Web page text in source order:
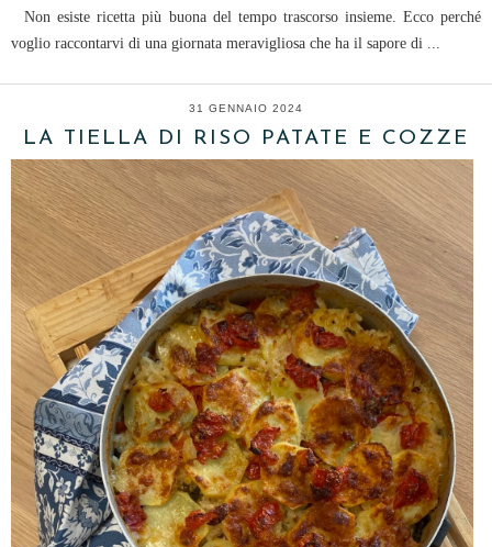
Non esiste ricetta più buona del tempo trascorso insieme. Ecco perché
voglio raccontarvi di una giornata meravigliosa che ha il sapore di ...
31 GENNAIO 2024
LA TIELLA DI RISO PATATE E COZZE